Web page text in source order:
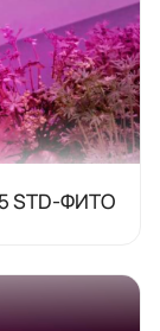
STD-ФИТО